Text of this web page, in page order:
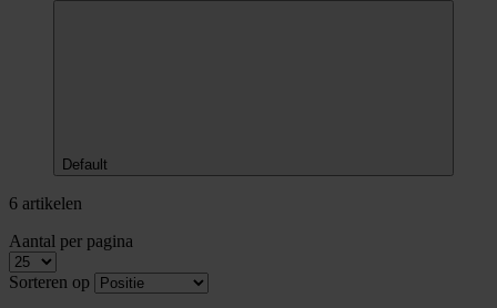
Default
6 artikelen
Aantal per pagina
Sorteren op